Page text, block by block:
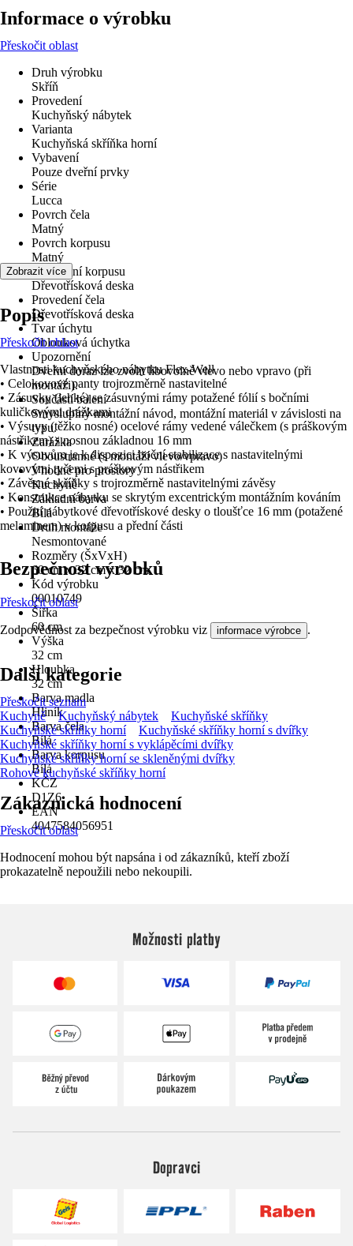
Informace o výrobku
Přeskočit oblast
Druh výrobku
Skříň
Provedení
Kuchyňský nábytek
Varianta
Kuchyňská skříňka horní
Vybavení
Pouze dveřní prvky
Série
Lucca
Povrch čela
Matný
Povrch korpusu
Matný
Provedení korpusu
Dřevotřísková deska
Provedení čela
Dřevotřísková deska
Tvar úchytu
Oblouková úchytka
Upozornění
Dveřní doraz lze zvolit libovolně vlevo nebo vpravo (při
montáži).
Součástí balení
Smysluplný montážní návod, montážní materiál v závislosti na
typu.
Zarážka
Oboustranné (s montáží vlevo/vpravo)
Vhodné pro prostory
Kuchyně
Základní barva
Bílá
Druh montáže
Nesmontované
Rozměry (ŠxVxH)
60 cm x 32 cm x 32 cm
Kód výrobku
00010749
Šířka
60 cm
Výška
32 cm
Hloubka
32 cm
Barva madla
Hliník
Barva čela
Bílá
Barva korpusu
Bílá
KČZ
D1Z6
EAN
4047584056951
Zobrazit více
Popis
Přeskočit oblast
Vlastnosti kuchyňského nábytku Flex-Well
• Celokovové panty trojrozměrně nastavitelné
• Zásuvky (lehké) se zásuvnými rámy potažené fólií s bočními
kuličkovými drážkami
• Výsuvy (těžko nosné) ocelové rámy vedené válečkem (s práškovým
nástřikem) s nosnou základnou 16 mm
• K výsuvům je k dispozici boční stabilizace s nastavitelnými
kovovými tyčemi s práškovým nástřikem
• Závěsné skříňky s trojrozměrně nastavitelnými závěsy
• Konstrukce nábytku se skrytým excentrickým montážním kováním
• Použití nábytkové dřevotřískové desky o tloušťce 16 mm (potažené
melaminem) v korpusu a přední části
Bezpečnost výrobků
Přeskočit oblast
Zodpovědnost za bezpečnost výrobku viz informace výrobce .
Další kategorie
Přeskočit seznam
Kuchyně
Kuchyňský nábytek
Kuchyňské skříňky
Kuchyňské skříňky horní
Kuchyňské skříňky horní s dvířky
Kuchyňské skříňky horní s vyklápěcími dvířky
Kuchyňské skříňky horní se skleněnými dvířky
Rohové kuchyňské skříňky horní
Zákaznická hodnocení
Přeskočit oblast
Hodnocení mohou být napsána i od zákazníků, kteří zboží
prokazatelně nepoužili nebo nekoupili.
Možnosti platby
Dopravci